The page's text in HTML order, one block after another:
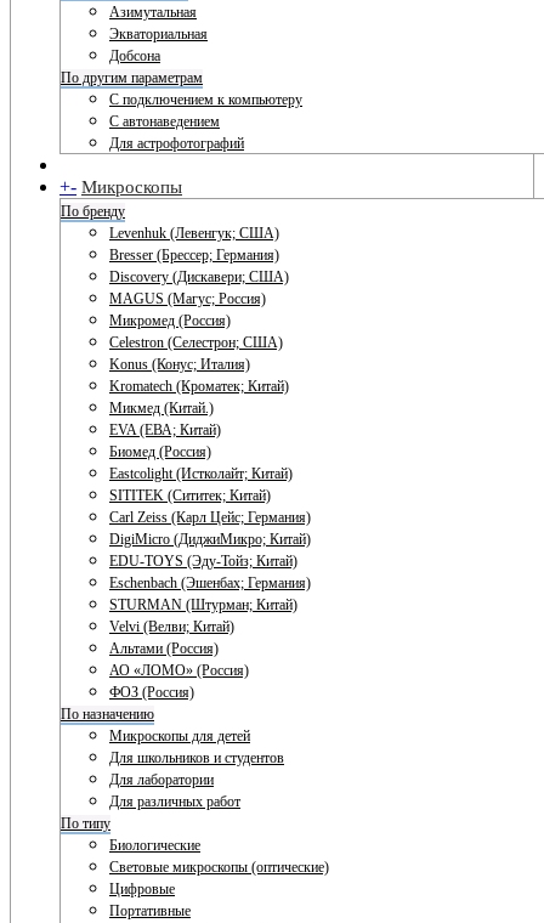
Азимутальная
Экваториальная
Добсона
По другим параметрам
С подключением к компьютеру
С автонаведением
Для астрофотографий
+- Микроскопы
По бренду
Levenhuk (Левенгук; США)
Bresser (Брессер; Германия)
Discovery (Дискавери; США)
MAGUS (Магус; Россия)
Микромед (Россия)
Celestron (Селестрон; США)
Konus (Конус; Италия)
Kromatech (Кроматек; Китай)
Микмед (Китай.)
EVA (ЕВА; Китай)
Биомед (Россия)
Eastcolight (Истколайт; Китай)
SITITEK (Сититек; Китай)
Carl Zeiss (Карл Цейс; Германия)
DigiMicro (ДиджиМикро; Китай)
EDU-TOYS (Эду-Тойз; Китай)
Eschenbach (Эшенбах; Германия)
STURMAN (Штурман; Китай)
Velvi (Велви; Китай)
Альтами (Россия)
АО «ЛОМО» (Россия)
ФОЗ (Россия)
По назначению
Микроскопы для детей
Для школьников и студентов
Для лаборатории
Для различных работ
По типу
Биологические
Световые микроскопы (оптические)
Цифровые
Портативные